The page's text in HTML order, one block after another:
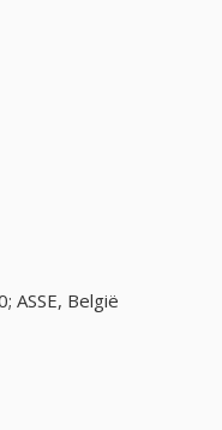
ASSE, België